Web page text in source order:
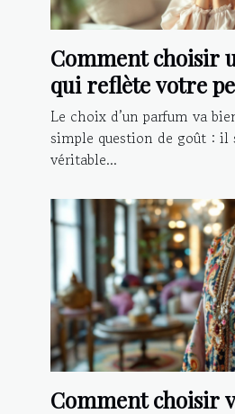
Comment choisir
qui reflète votre
Le choix d’un parfum va
simple question de goût : il
véritable...
Comment choisir